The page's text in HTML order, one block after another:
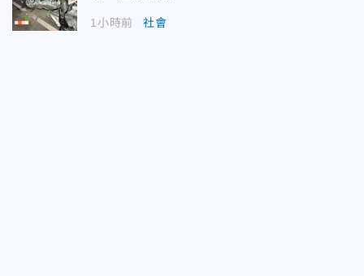
1小時前 社會